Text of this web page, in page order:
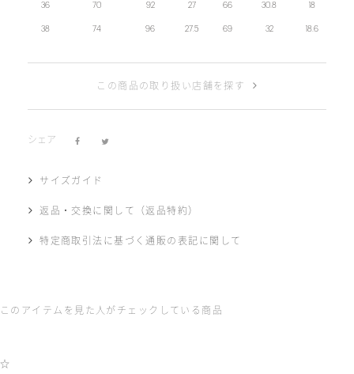
36 70 92 27 66 30.8 18
38 74 96 27.5 69 32 18.6
この商品の取り扱い店舗を探す
シェア
サイズガイド
返品・交換に関して（返品特約）
特定商取引法に基づく通販の表記に関して
このアイテムを見た人がチェックしている商品
☆